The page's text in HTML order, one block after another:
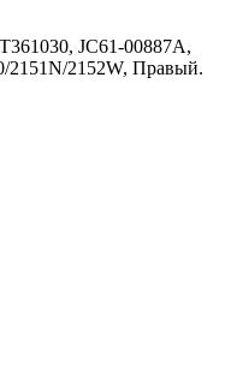
JC61-00887A,
2151N/2152W, Правый.